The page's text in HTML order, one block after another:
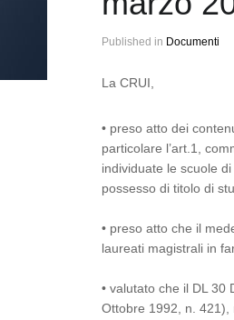
Published in Documenti
La CRUI,
• preso atto dei
particolare l’art.1,
individuate le scuole
possesso di titolo di
• preso atto che il
laureati magistrali in
• valutato che il DL 30
Ottobre 1992, n. 421),